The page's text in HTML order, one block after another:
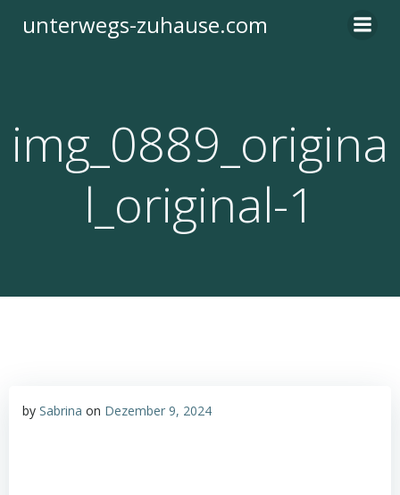
Inhalt
unterwegs-zuhause.com
img_0889_origina
l_original-1
by Sabrina on Dezember 9, 2024